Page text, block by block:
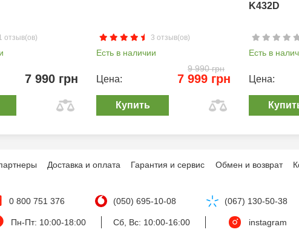
отзыв(ов)
7 990 грн
3 отзыв(ов)
Есть в наличии
9 990 грн
Цена: 7 999 грн
Купить
K432D
Есть в
Цена:
Доставка и оплата Гарантия и сервис Обмен и возврат
0 800 751 376 (050) 695-10-08 (067) 130-50-38
Пн-Пт: 10:00-18:00 Сб, Вс: 10:00-16:00 instagram